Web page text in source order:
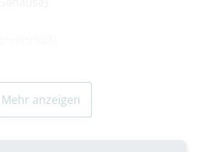
Mehr anzeigen